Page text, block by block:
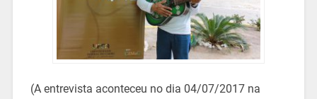
(A entrevista aconteceu no dia 04/07/2017 na